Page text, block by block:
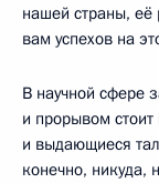
нашей страны,
вам успехов на
В научной сфере
и прорывом стоит
и выдающиеся
конечно, никуда,